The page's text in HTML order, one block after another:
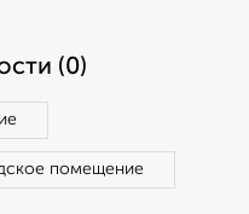
(0)
помещение